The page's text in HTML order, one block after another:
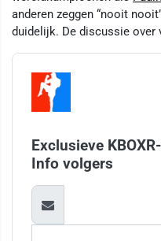
anderen zeggen “nooit
duidelijk. De discussie over
Exclusieve
Info volgers